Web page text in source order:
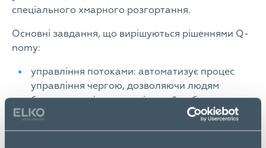
спеціального хмарного розгортання.
Основні завдання, що вирішуються рішеннями Q-
nomy:
управління потоками: автоматизує процес
управління чергою, дозволяючи людям
бронювати місце в черзі онлайн або через
термінал.
Інформування щодо електронної черги: